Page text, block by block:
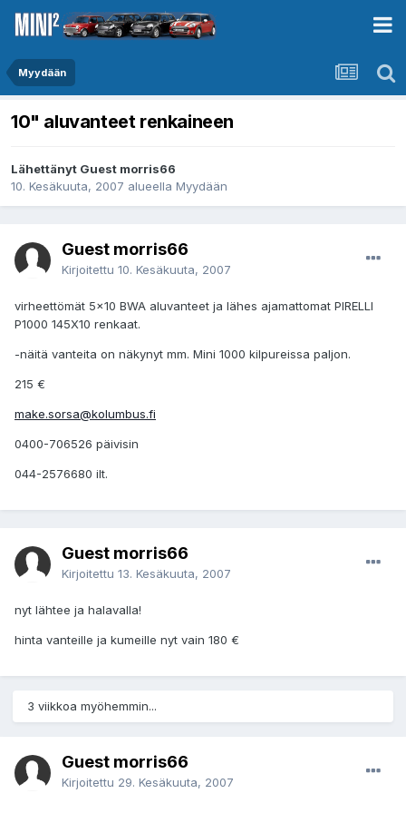
Myydään
10" aluvanteet renkaineen
Lähettänyt Guest morris66
10. Kesäkuuta, 2007 alueella Myydään
Guest morris66
Kirjoitettu 10. Kesäkuuta, 2007
virheettömät 5x10 BWA aluvanteet ja lähes ajamattomat PIRELLI
P1000 145X10 renkaat.
-näitä vanteita on näkynyt mm. Mini 1000 kilpureissa paljon.
215 €
make.sorsa@kolumbus.fi
0400-706526 päivisin
044-2576680 ilt.
Guest morris66
Kirjoitettu 13. Kesäkuuta, 2007
nyt lähtee ja halavalla!
hinta vanteille ja kumeille nyt vain 180 €
3 viikkoa myöhemmin...
Guest morris66
Kirjoitettu 29. Kesäkuuta, 2007